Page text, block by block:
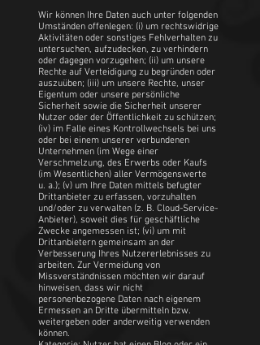
Wir können Ihre Daten auch unter folgenden
Umständen offenlegen: (i) um rechtswidrige
Aktivitäten oder sonstiges Fehlverhalten zu
untersuchen, aufzudecken, zu verhindern
oder dagegen vorzugehen; (ii) um unsere
Rechte auf Verteidigung zu begründen oder
auszuüben; (iii) um unsere Rechte, unser
Eigentum oder unsere persönliche
Sicherheit sowie die Sicherheit unserer
Nutzer oder der Öffentlichkeit zu schützen;
(iv) im Falle eines Kontrollwechsels bei uns
oder bei einem unserer verbundenen
Unternehmen (im Wege einer
Verschmelzung, des Erwerbs oder Kaufs
(im Wesentlichen) aller Vermögenswerte
u. a.); (v) um Ihre Daten mittels befugter
Drittanbieter zu erfassen, vorzuhalten
und/oder zu verwalten (z. B. Cloud-Service-
Anbieter), soweit dies für geschäftliche
Zwecke angemessen ist; (vi) um mit
Drittanbietern gemeinsam an der
Verbesserung Ihres Nutzererlebnisses zu
arbeiten. Zur Vermeidung von
Missverständnissen möchten wir darauf
hinweisen, dass wir nicht
personenbezogene Daten nach eigenem
Ermessen an Dritte übermitteln bzw.
weitergeben oder anderweitig verwenden
können.